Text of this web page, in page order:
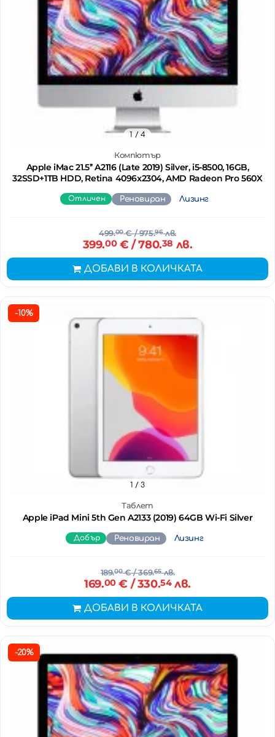
Компютър
Apple iMac 21.5’’ A2116 (Late 2019) Silver, i5-8500, 16GB,
32SSD+1TB HDD, Retina 4096x2304, AMD Radeon Pro 560X
1 / 4
Отличен Реновиран Лизинг
499.00€/ 975.96лв.
399.00€ / 780.38 лв.
ДОБАВИ В КОЛИЧКАТА
-10%
Таблет
Apple iPad Mini 5th Gen A2133 (2019) 64GB Wi-Fi Silver
1 / 3
Добър Реновиран Лизинг
189.00€/ 369.65лв.
169.00€ / 330.54лв.
ДОБАВИ В КОЛИЧКАТА
-20%